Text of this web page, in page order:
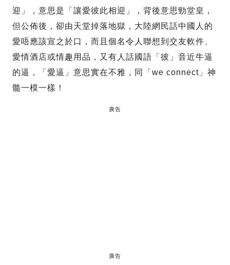
迎」，意思是「讓愛彼此相迎」，背後意思勁堂皇，
但公佈後，卻由天堂掉落地獄，大陸網民話中國人的
愛唔應該宣之於口，而且個名令人聯想到交友軟件、
愛情酒店或情趣用品，又有人話國語「彼」音近牛逼
的逼，「愛逼」意思實在不雅，同「we connect」神
髓一模一樣！
廣告
廣告